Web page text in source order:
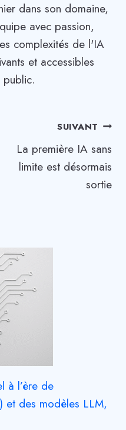
dans son domaine,
avec passion,
complexités de l'IA
et accessibles
SUIVANT
La première IA sans
limite est désormais
sortie
à l’ère de
et des modèles LLM,